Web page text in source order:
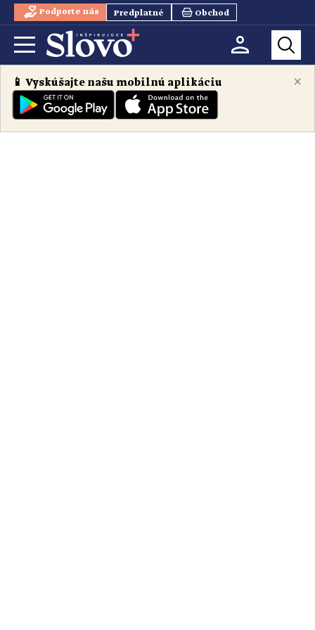
Podporte nás Predplatné Obchod
×
📱 Vyskúšajte našu mobilnú aplikáciu